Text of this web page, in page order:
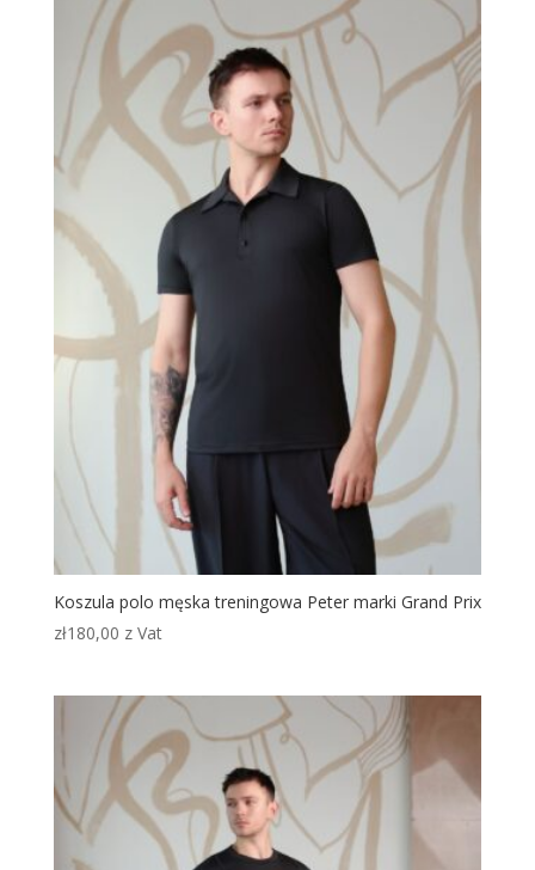
Koszula polo męska treningowa Peter marki Grand Prix
zł180,00 z Vat